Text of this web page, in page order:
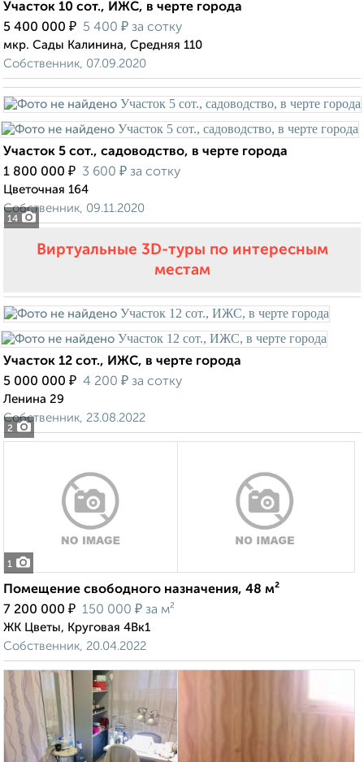
Участок 10 сот., ИЖС, в черте города
5 400 000 ₽ 5 400 ₽ за сотку
мкр. Сады Калинина, Средняя 110
Собственник, 07.09.2020
14
Участок 5 сот., садоводство, в черте города
1 800 000 ₽ 3 600 ₽ за сотку
Цветочная 164
Собственник, 09.11.2020
Виртуальные 3D-туры по интересным
местам
2
Участок 12 сот., ИЖС, в черте города
5 000 000 ₽ 4 200 ₽ за сотку
Ленина 29
Собственник, 23.08.2022
1
Помещение свободного назначения, 48 м²
7 200 000 ₽ 150 000 ₽ за м²
ЖК Цветы, Круговая 4Вк1
Собственник, 20.04.2022